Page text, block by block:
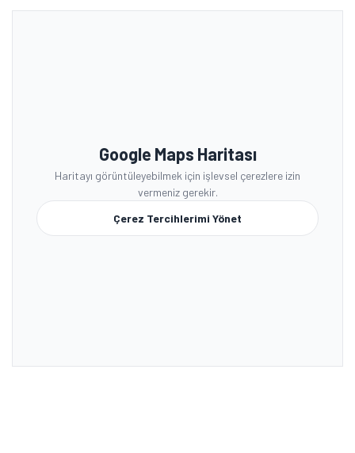
Google Maps Haritası
Haritayı görüntüleyebilmek için işlevsel çerezlere izin
vermeniz gerekir.
Çerez Tercihlerimi Yönet